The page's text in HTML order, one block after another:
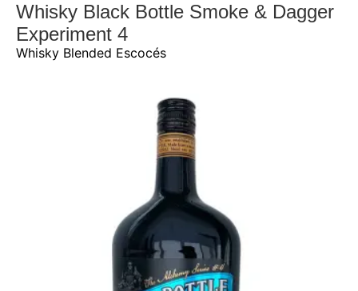
Whisky Black Bottle Smoke & Dagger
Experiment 4
Whisky Blended Escocés